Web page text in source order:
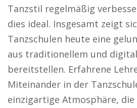
Tanzstil regelmäßig
dies ideal. Insgesamt zeigt
Tanzschulen heute eine
aus traditionellem und
bereitstellen. Erfahrene
Miteinander in der
einzigartige Atmosphäre, die